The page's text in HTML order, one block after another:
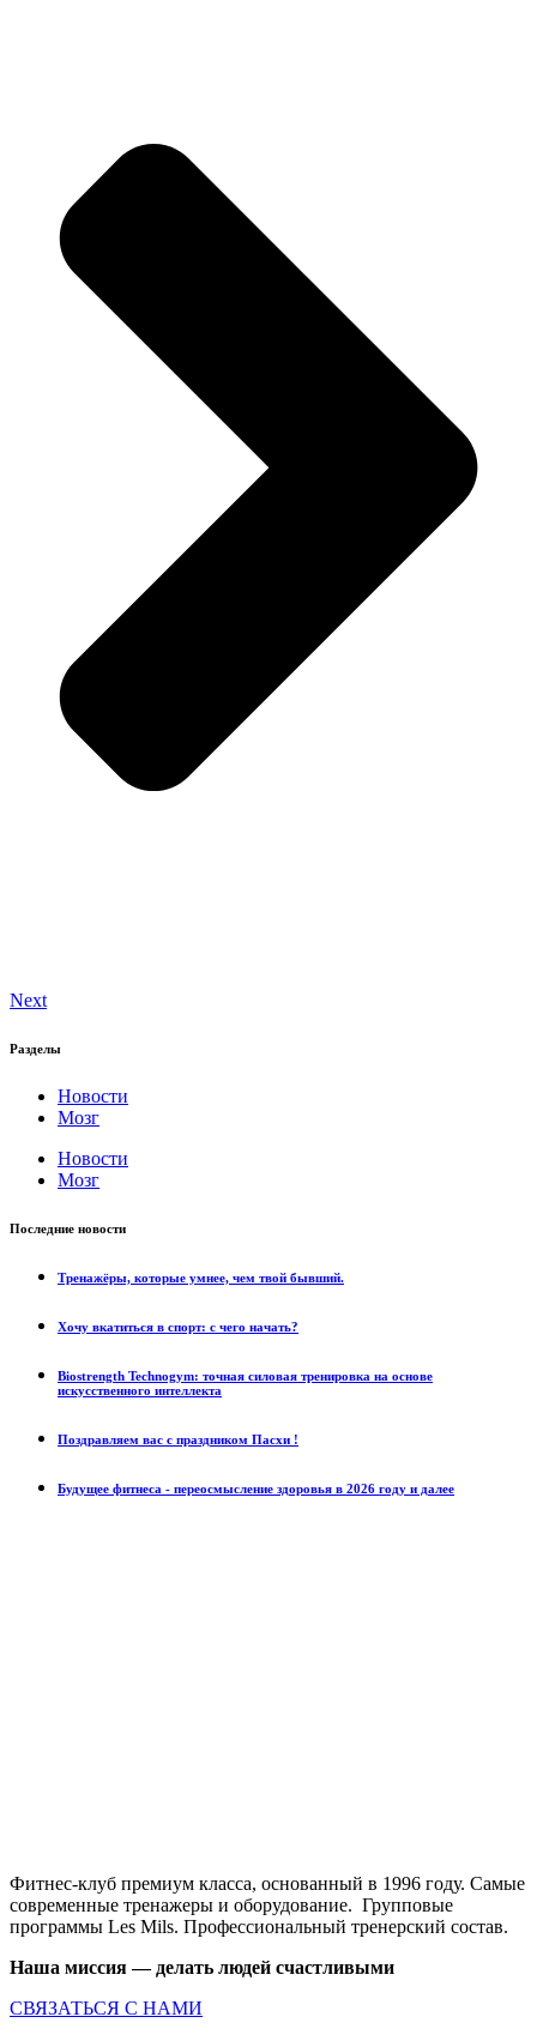
Next
Разделы
Новости
Мозг
Новости
Мозг
Последние новости
Tренажёры, которые умнее, чем твой бывший.
Хочу вкатиться в спорт: с чего начать?
Biostrength Technogym: точная силовая тренировка на основе
искусственного интеллекта
Поздравляем вас с праздником Пасхи !
Будущее фитнеса - переосмысление здоровья в 2026 году и далее
Фитнес-клуб премиум класса, основанный в 1996 году. Самые
современные тренажеры и оборудование. Групповые
программы Les Mils. Профессиональный тренерский состав.
Наша миссия — делать людей счастливыми
СВЯЗАТЬСЯ С НАМИ